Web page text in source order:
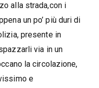
alla strada,con i
un po’ più duri di
presente in
via in un
la circolazione,
e